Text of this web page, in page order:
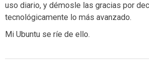
uso diario, y démosle las gracias por
tecnológicamente lo más avanzado.
Mi Ubuntu se ríe de ello.